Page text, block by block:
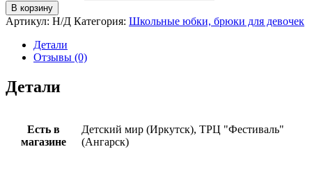
В корзину
Артикул: Н/Д Категория: Школьные юбки, брюки для девочек
Детали
Отзывы (0)
Детали
Есть в
магазине
Детский мир (Иркутск), ТРЦ "Фестиваль"
(Ангарск)